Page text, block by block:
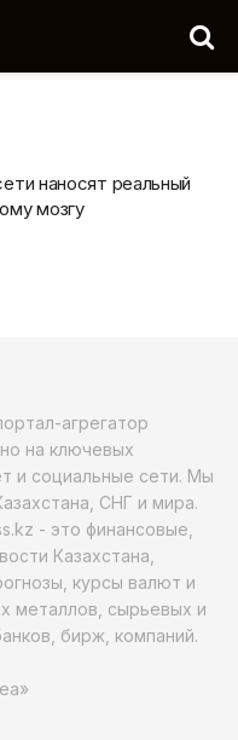
наносят реальный
мозгу
агрегатор
на ключевых
и социальные сети. Мы
СНГ и мира.
- это финансовые,
Казахстана,
курсы валют и
металлов, сырьевых и
бирж, компаний.